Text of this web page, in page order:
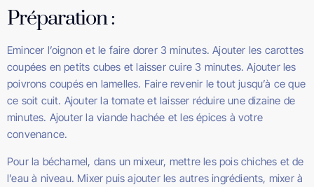
Préparation :
Emincer l’oignon et le faire dorer 3 minutes. Ajouter les carottes
coupées en petits cubes et laisser cuire 3 minutes. Ajouter les
poivrons coupés en lamelles. Faire revenir le tout jusqu’à ce que
ce soit cuit. Ajouter la tomate et laisser réduire une dizaine de
minutes. Ajouter la viande hachée et les épices à votre
convenance.
Pour la béchamel, dans un mixeur, mettre les pois chiches et de
l’eau à niveau. Mixer puis ajouter les autres ingrédients, mixer à